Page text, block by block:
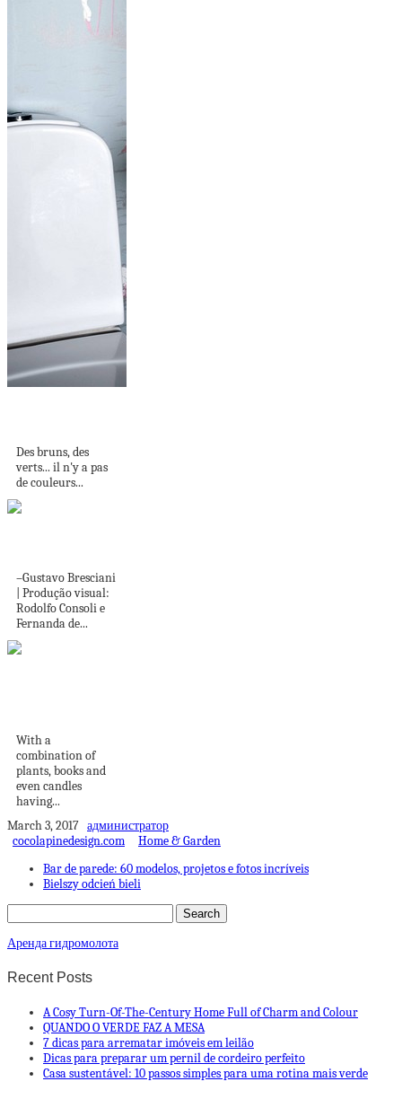
Des bruns, des
verts... il n'y a pas
de couleurs...
–Gustavo Bresciani
| Produção visual:
Rodolfo Consoli e
Fernanda de...
With a
combination of
plants, books and
even candles
having...
March 3, 2017 администратор
cocolapinedesign.com
Home & Garden
Bar de parede: 60 modelos, projetos e fotos incríveis
Bielszy odcień bieli
Аренда гидромолота
Recent Posts
A Cosy Turn-Of-The-Century Home Full of Charm and Colour
QUANDO O VERDE FAZ A MESA
7 dicas para arrematar imóveis em leilão
Dicas para preparar um pernil de cordeiro perfeito
Casa sustentável: 10 passos simples para uma rotina mais verde